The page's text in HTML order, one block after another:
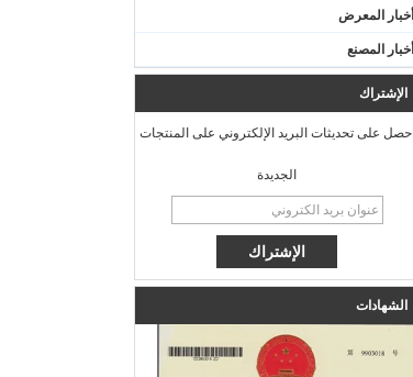
أخبار المعرض
أخبار المصنع
الإشتراك
احصل على تحديثات البريد الإلكتروني على المنتجات
الجديدة
الشهادات